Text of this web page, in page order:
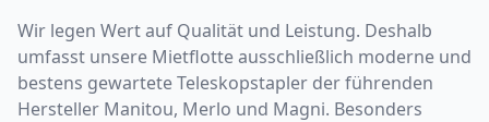
Wir legen Wert auf Qualität und Leistung. Deshalb
umfasst unsere Mietflotte ausschließlich moderne und
bestens gewartete Teleskopstapler der führenden
Hersteller Manitou, Merlo und Magni. Besonders